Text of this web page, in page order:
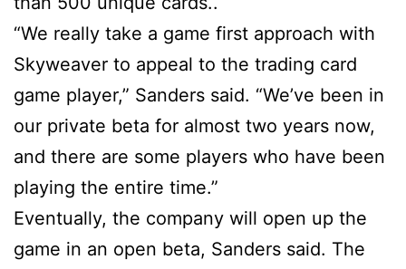
“We really take a game first approach with
Skyweaver to appeal to the trading card
game player,” Sanders said. “We’ve been in
our private beta for almost two years now,
and there are some players who have been
playing the entire time.”
Eventually, the company will open up the
game in an open beta, Sanders said. The